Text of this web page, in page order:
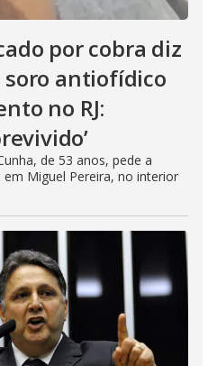
por cobra diz
soro antiofídico
no RJ:
de 53 anos, pede a
Miguel Pereira, no interior